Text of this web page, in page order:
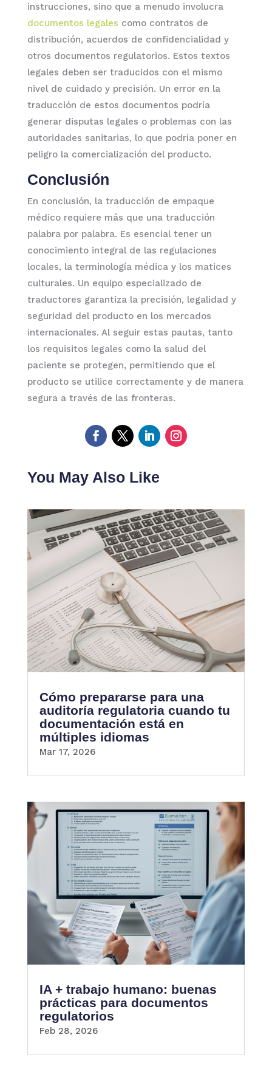
instrucciones, sino que a menudo involucra
documentos legales como contratos de
distribución, acuerdos de confidencialidad y
otros documentos regulatorios. Estos textos
legales deben ser traducidos con el mismo
nivel de cuidado y precisión. Un error en la
traducción de estos documentos podría
generar disputas legales o problemas con las
autoridades sanitarias, lo que podría poner en
peligro la comercialización del producto.
Conclusión
En conclusión, la traducción de empaque
médico requiere más que una traducción
palabra por palabra. Es esencial tener un
conocimiento integral de las regulaciones
locales, la terminología médica y los matices
culturales. Un equipo especializado de
traductores garantiza la precisión, legalidad y
seguridad del producto en los mercados
internacionales. Al seguir estas pautas, tanto
los requisitos legales como la salud del
paciente se protegen, permitiendo que el
producto se utilice correctamente y de manera
segura a través de las fronteras.
You May Also Like
Cómo prepararse para una
auditoría regulatoria cuando tu
documentación está en
múltiples idiomas
Mar 17, 2026
IA + trabajo humano: buenas
prácticas para documentos
regulatorios
Feb 28, 2026